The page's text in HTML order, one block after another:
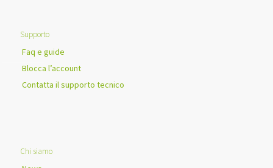
Supporto
Faq e guide
Blocca l’account
Contatta il supporto tecnico
Chi siamo